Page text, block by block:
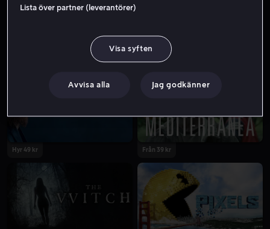
Hyr 49 kr
Hyr 49 kr Från 39 kr
Lista över partner (leverantörer)
Visa syften
Avvisa alla Jag godkänner